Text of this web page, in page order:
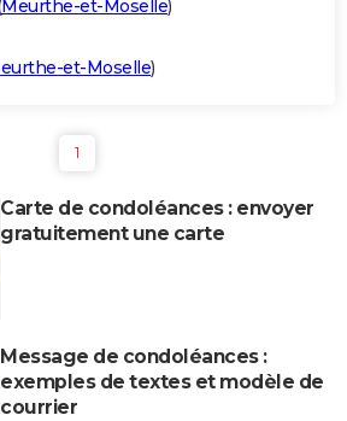
Meurthe-et-Moselle)
et-Moselle)
1
Carte de condoléances : envoyer
gratuitement une carte
Message de condoléances :
exemples de textes et modèle de
courrier